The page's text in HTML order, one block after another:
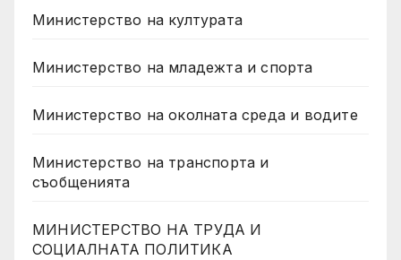
Министерство на културата
Министерство на младежта и спорта
Министерство на околната среда и водите
Министерство на транспорта и
съобщенията
МИНИСТЕРСТВО НА ТРУДА И
СОЦИАЛНАТА ПОЛИТИКА